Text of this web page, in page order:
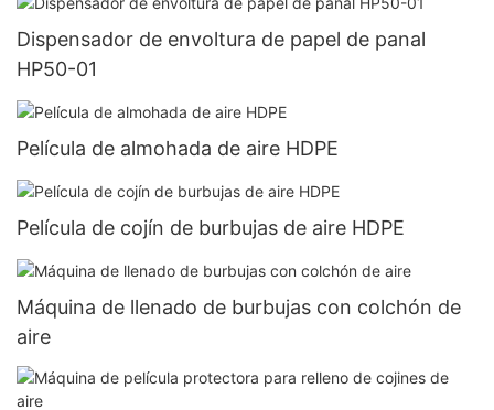
Dispensador de envoltura de papel de panal
HP50-01
Película de almohada de aire HDPE
Película de cojín de burbujas de aire HDPE
Máquina de llenado de burbujas con colchón de
aire